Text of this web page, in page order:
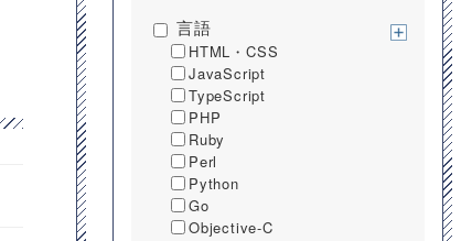
言語
HTML・CSS
JavaScript
TypeScript
PHP
Ruby
Perl
Python
Go
Objective-C